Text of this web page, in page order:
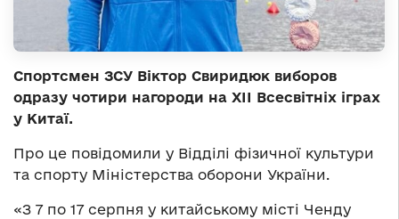
Спортсмен ЗСУ Віктор Свиридюк виборов
одразу чотири нагороди на ХІІ Всесвітніх іграх
у Китаї.
Про це повідомили у Відділі фізичної культури
та спорту Міністерства оборони України.
«З 7 по 17 серпня у китайському місті Ченду